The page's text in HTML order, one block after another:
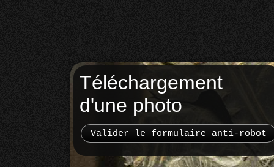
Téléchargement
d'une photo